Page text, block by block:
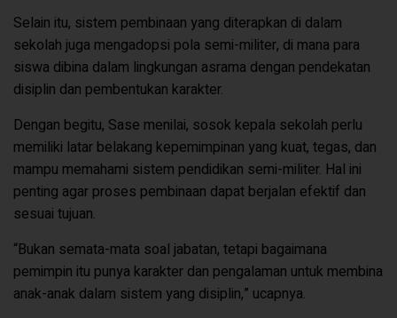
Selain itu, sistem pembinaan yang diterapkan di dalam
sekolah juga mengadopsi pola semi-militer, di mana para
siswa dibina dalam lingkungan asrama dengan pendekatan
disiplin dan pembentukan karakter.
Dengan begitu, Sase menilai, sosok kepala sekolah perlu
memiliki latar belakang kepemimpinan yang kuat, tegas, dan
mampu memahami sistem pendidikan semi-militer. Hal ini
penting agar proses pembinaan dapat berjalan efektif dan
sesuai tujuan.
“Bukan semata-mata soal jabatan, tetapi bagaimana
pemimpin itu punya karakter dan pengalaman untuk membina
anak-anak dalam sistem yang disiplin,” ucapnya.